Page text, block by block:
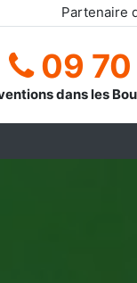
Partenaire
09 70
dans les